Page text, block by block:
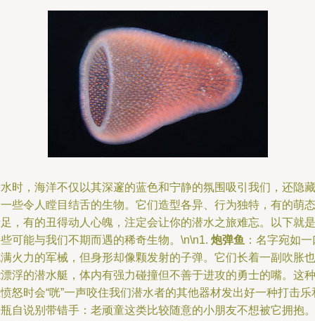
时，海洋不仅以其深邃的蓝色和宁静的氛围吸引我们，还隐藏
些令人瞠目结舌的生物。它们造型各异、行为独特，有的萌态
，有的丑得动人心魄，注定会让你的潜水之旅难忘。以下就是
可能与我们不期而遇的稀奇生物。\n\n1. 炮弹鱼 ：名字宛如一
火力的军械，但身形却像颗发射的子弹。它们长着一副吹胀也
浮的潜水艇，体内有强力碰撞但不善于进攻的勇士的嘴。这种
怒时会“咣”一声咬住我们潜水者的其他器材发出好一种打击乐
自说别带错手：老顽童这类比较随意的小朋友不想被它拥抱。